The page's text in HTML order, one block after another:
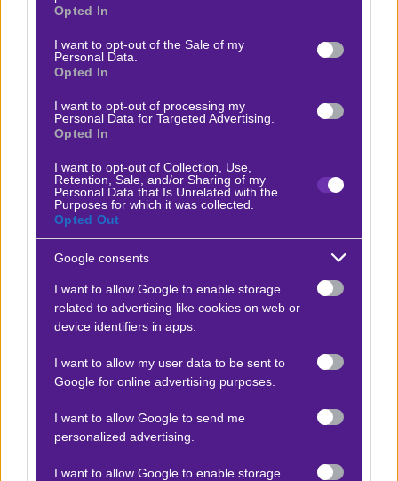
use your data for below specified purposes in below Google
consent section.
Opted In
I want to opt-out of the Sale of my
Personal Data.
Opted In
I want to opt-out of processing my
Personal Data for Targeted Advertising.
Opted In
I want to opt-out of Collection, Use,
Retention, Sale, and/or Sharing of my
Personal Data that Is Unrelated with the
Purposes for which it was collected.
Opted Out
Google consents
I want to allow Google to enable storage
related to advertising like cookies on web or
device identifiers in apps.
I want to allow my user data to be sent to
Google for online advertising purposes.
I want to allow Google to send me
personalized advertising.
I want to allow Google to enable storage
Ανγκελόφσκι κατά πάσα πιθανότητα
συντηρητικό πλάνο. Ο Εθνικός, πήρε πολύ χαμηλό
βαθμό στο τελευταίο μακριά από την έδρα του.
Υπάρχουν πολλά πράγματα προς βελτίωση παρά τον
θετικό απολογισμό 3-2-1 στην πρώτη εξάδα
αναμετρήσεων. Αμφίβολος ο πολύτιμος Σααντί (μέσος),
κι ακόμη τρεις σημαντικοί μετά τη διακοπή.
Βάσεις από νωρίς για να τελειώσει τη
δουλειά
Αμιγώς στοιχηματικά, όπως αναφέρθηκε και στην
παράγραφο της Πάφου , ο Καρσέδο θα δώσει σαφή
οδηγία για pressing και κυριαρχία από νωρίς
επιδιώξει να κλείσει τον Εθνικό στα καρέ του, να
προχωρήσει σε παραγωγή -καλών- ευκαιριών και
συνάμα σκορ. Στόχος, να κάνει ένα καλό 60λεπτο για
να πάρουν ανάσες αρκετοί βασικοί στο β’ ημίχρονο.
Σίγουρα η υπόθεση δεν θα είναι ιδιαίτερα εύκολη,